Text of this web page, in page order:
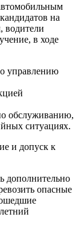
на
водители
в ходе
управлению
обслуживанию,
ситуациях.
и допуск к
дополнительно
опасные